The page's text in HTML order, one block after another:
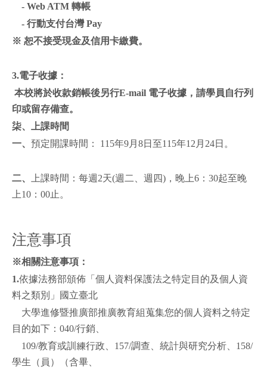
- Web ATM 轉帳
- 行動支付台灣 Pay
※ 恕不接受現金及信用卡繳費。
3.電子收據：
本校將於收款銷帳後另行E-mail 電子收據，請學員自行列
印或留存備查。
柒、上課時間
一、 預定開課時間： 115年9月8日至115年12月24日。
二、
上課時間：每週2天(週二、週四)，晚上6：30起至晚
上10：00止。
注意事項
※相關注意事項 ：
1.依據法務部頒佈「個人資料保護法之特定目的及個人資
料之類別」國立臺北
大學進修暨推廣部推廣教育組蒐集您的個人資料之特定
目的如下：040/行銷、
109/教育或訓練行政、157/調查、統計與研究分析、158/
學生（員）（含畢、